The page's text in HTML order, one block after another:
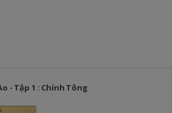
- Tập 1 : Chính Tông